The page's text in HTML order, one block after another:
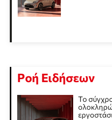
Ροή Ειδήσεων
Το